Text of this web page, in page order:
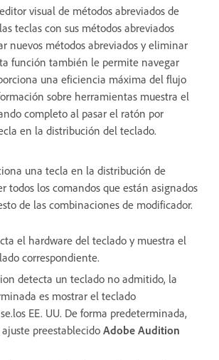
visual de métodos abreviados de
teclas con sus métodos abreviados
nuevos métodos abreviados y eliminar
función también le permite navegar
una eficiencia máxima del flujo
sobre herramientas muestra el
completo al pasar el ratón por
en la distribución del teclado.
una tecla en la distribución de
todos los comandos que están asignados
de las combinaciones de modificador.
el hardware del teclado y muestra el
correspondiente.
detecta un teclado no admitido, la
es mostrar el teclado
EE. UU. De forma predeterminada,
preestablecido Adobe Audition